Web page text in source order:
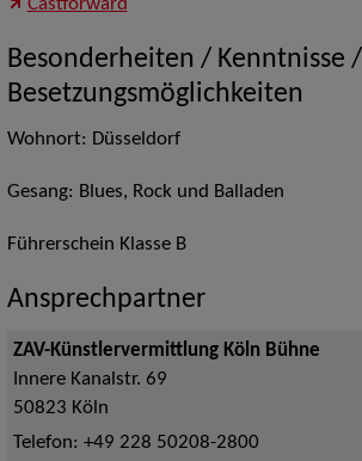
Castforward
Besonderheiten / Kenntnisse /
Besetzungsmöglichkeiten
Wohnort: Düsseldorf
Gesang: Blues, Rock und Balladen
Führerschein Klasse B
Ansprechpartner
ZAV-Künstlervermittlung Köln Bühne
Innere Kanalstr. 69
50823 Köln
Telefon: +49 228 50208-2800